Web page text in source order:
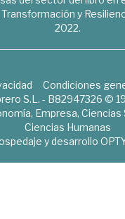
y
2022.
Condiciones
S.L. - B82947326 ©
Empresa, Ciencias
Ciencias Humanas
y desarrollo